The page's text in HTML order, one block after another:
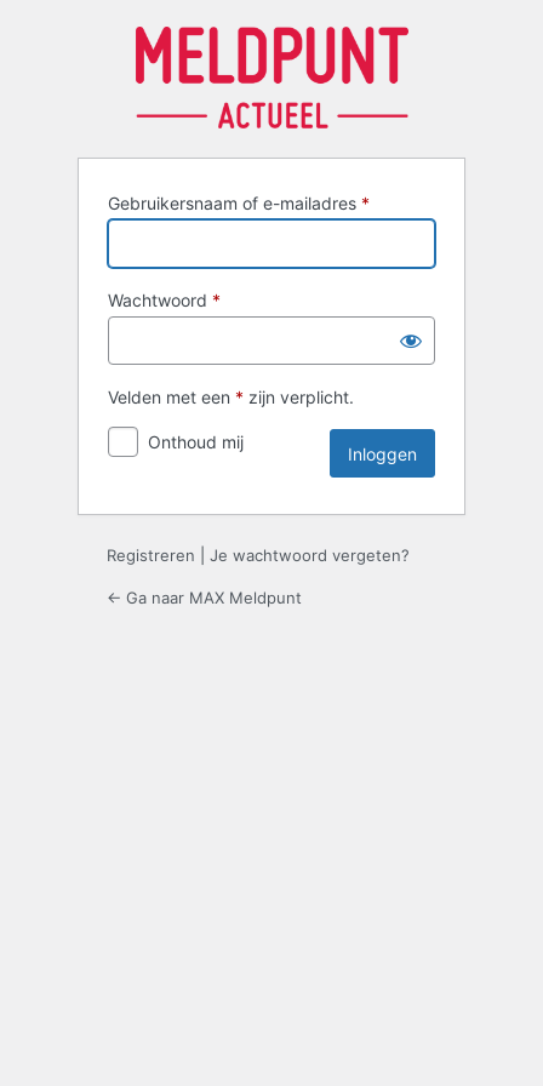
Gebruikersnaam of e-mailadres *
Wachtwoord *
Velden met een * zijn verplicht.
Onthoud mij
Registreren Je wachtwoord vergeten?
← Ga naar MAX Meldpunt